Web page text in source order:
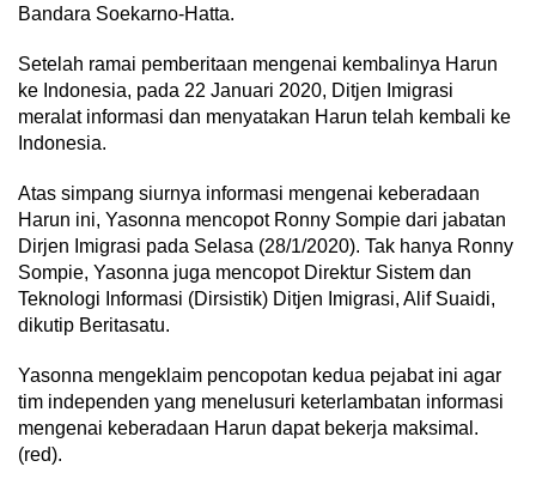
Bandara Soekarno-Hatta.
Setelah ramai pemberitaan mengenai kembalinya Harun
ke Indonesia, pada 22 Januari 2020, Ditjen Imigrasi
meralat informasi dan menyatakan Harun telah kembali ke
Indonesia.
Atas simpang siurnya informasi mengenai keberadaan
Harun ini, Yasonna mencopot Ronny Sompie dari jabatan
Dirjen Imigrasi pada Selasa (28/1/2020). Tak hanya Ronny
Sompie, Yasonna juga mencopot Direktur Sistem dan
Teknologi Informasi (Dirsistik) Ditjen Imigrasi, Alif Suaidi,
dikutip Beritasatu.
Yasonna mengeklaim pencopotan kedua pejabat ini agar
tim independen yang menelusuri keterlambatan informasi
mengenai keberadaan Harun dapat bekerja maksimal.
(red).